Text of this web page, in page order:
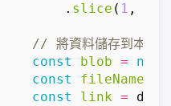
. slice ( 1 ,
const blob = new
const
fileName
const
link =